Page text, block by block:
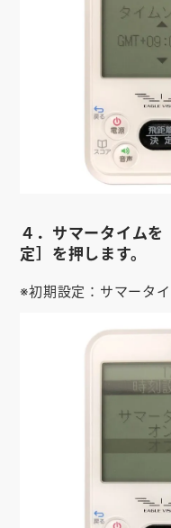
４．サマータイム
定］を押します。
※初期設定：サマータ